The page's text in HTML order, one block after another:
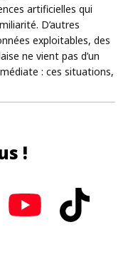
artificielles qui
D’autres
exploitables, des
ne vient pas d’un
: ces situations,
!